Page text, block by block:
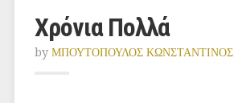
Χρόνια Πολλά
by ΜΠΟΥΤΟΠΟΥΛΟΣ ΚΩΝΣΤΑΝΤΙΝΟΣ